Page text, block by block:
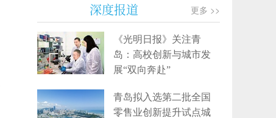
深度报道 更多 >>
《光明日报》关注青
岛：高校创新与城市发
展“双向奔赴”
青岛拟入选第二批全国
零售业创新提升试点城